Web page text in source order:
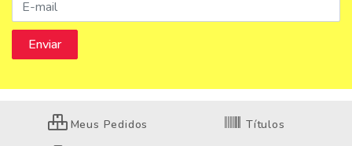
Meus Pedidos Títulos